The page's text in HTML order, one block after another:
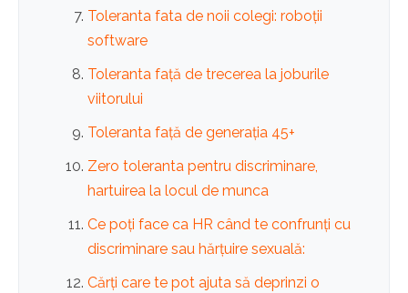
Toleranta fata de noii colegi: roboții
software
Toleranta față de trecerea la joburile
viitorului
Toleranta față de generația 45+
Zero toleranta pentru discriminare,
hartuirea la locul de munca
Ce poți face ca HR când te confrunți cu
discriminare sau hărțuire sexuală:
Cărți care te pot ajuta să deprinzi o